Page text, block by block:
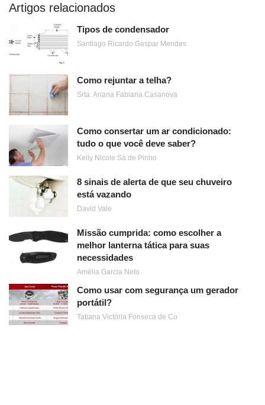
Artigos relacionados
Tipos de condensador
Santiago Ricardo Gaspar Mendes
Como rejuntar a telha?
Srta. Ariana Fabiana Casanova
Como consertar um ar condicionado:
tudo o que você deve saber?
Kelly Nicole Sá de Pinho
8 sinais de alerta de que seu chuveiro
está vazando
David Vale
Missão cumprida: como escolher a
melhor lanterna tática para suas
necessidades
Amélia Garcia Neto
Como usar com segurança um gerador
portátil?
Tatiana Victória Fonseca de Co